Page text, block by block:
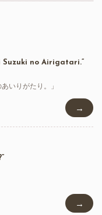
Suzuki no Airigatari.”
いりがたり。」
→
→